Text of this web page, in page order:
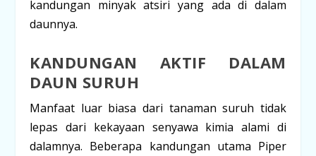
kandungan minyak atsiri yang ada di dalam
daunnya.
KANDUNGAN AKTIF DALAM
DAUN SURUH
Manfaat luar biasa dari tanaman suruh tidak
lepas dari kekayaan senyawa kimia alami di
dalamnya. Beberapa kandungan utama Piper